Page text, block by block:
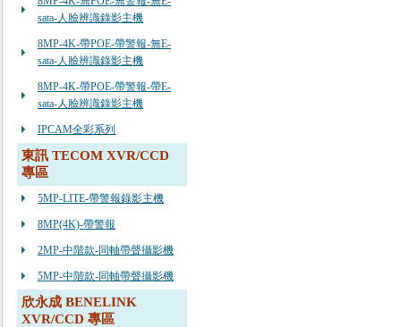
sata-人臉辨識錄影主機
8MP-4K-帶POE-帶警報-無E-
sata-人臉辨識錄影主機
8MP-4K-帶POE-帶警報-帶E-
sata-人臉辨識錄影主機
IPCAM全彩系列
東訊 TECOM XVR/CCD
專區
5MP-LITE-帶警報錄影主機
8MP(4K)-帶警報
2MP-中階款-同軸帶聲攝影機
5MP-中階款-同軸帶聲攝影機
欣永成 BENELINK
XVR/CCD 專區